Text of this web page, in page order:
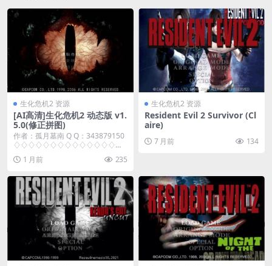
生化危机2 资源
[AI高清]生化危机2 动态版 v1.
5.0(修正拼图)
作者：孤月墓南 Q Q：343879150
♢♢♢♢♢♢♢♢♢♢♢♢♢♢♢
♢♢♢...
1 月前 235
生化危机2 资源
Resident Evil 2 Survivor (Cl
aire)
7 月前 134